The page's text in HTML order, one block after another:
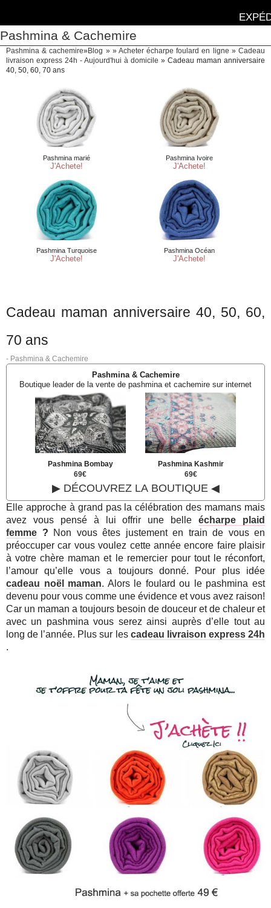
Pashmina & Cachemire
Pashmina & cachemire»Blog » » Acheter écharpe foulard en ligne »Cadeau
livraison express 24h - Aujourd'hui à domicile » Cadeau maman anniversaire
40, 50, 60, 70 ans
Cadeau maman anniversaire 40, 50, 60,
70 ans
- Pashmina & Cachemire
Pashmina & Cachemire
Boutique leader de la vente de pashmina et cachemire sur internet
Pashmina Bombay
69€
Pashmina Kashmir
69€
▶ DÉCOUVREZ LA BOUTIQUE ◀
Elle approche à grand pas la célébration des mamans mais
avez vous pensé à lui offrir une belleécharpe plaid
femme ?
Non vous êtes justement en train de vous en
préoccuper car vous voulez cette année encore faire plaisir
à votre chère maman et le remercier pour tout le réconfort,
l’amour qu’elle vous a toujours donné. Pour plus idée
cadeau noël maman. Alors le foulard ou le pashmina est
devenu pour vous comme une évidence et vous avez raison!
Car un maman a toujours besoin de douceur et de chaleur et
avec un pashmina vous serez ainsi auprès d’elle tout au
long de l’année. Plus sur les cadeau livraison express 24h
.